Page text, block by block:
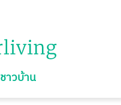
าวบ้าน